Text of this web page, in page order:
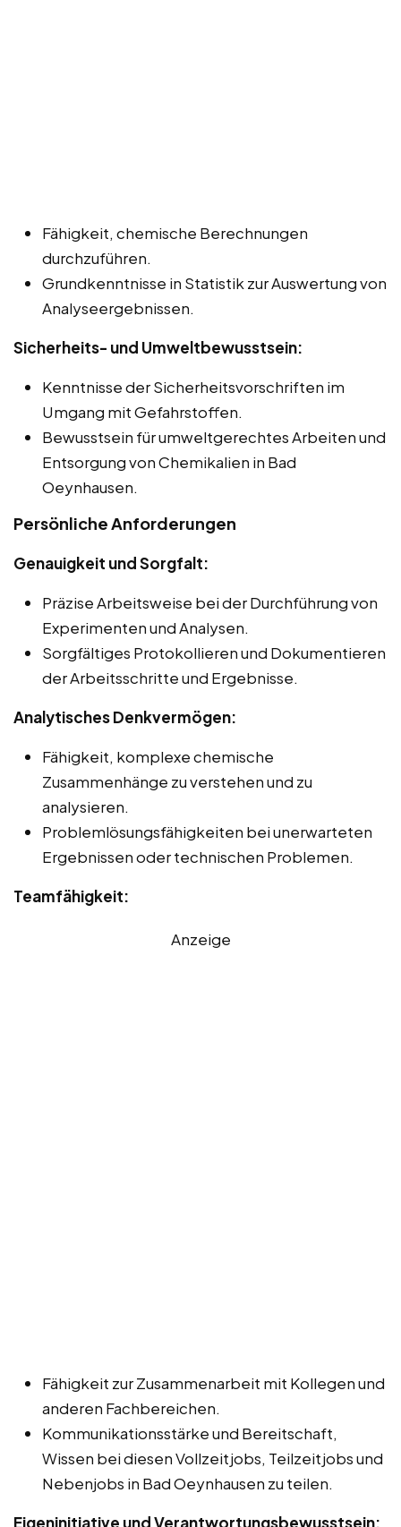
Fähigkeit, chemische Berechnungen
durchzuführen.
Grundkenntnisse in Statistik zur Auswertung von
Analyseergebnissen.
Sicherheits- und Umweltbewusstsein:
Kenntnisse der Sicherheitsvorschriften im
Umgang mit Gefahrstoffen.
Bewusstsein für umweltgerechtes Arbeiten und
Entsorgung von Chemikalien in Bad
Oeynhausen.
Persönliche Anforderungen
Genauigkeit und Sorgfalt:
Präzise Arbeitsweise bei der Durchführung von
Experimenten und Analysen.
Sorgfältiges Protokollieren und Dokumentieren
der Arbeitsschritte und Ergebnisse.
Analytisches Denkvermögen:
Fähigkeit, komplexe chemische
Zusammenhänge zu verstehen und zu
analysieren.
Problemlösungsfähigkeiten bei unerwarteten
Ergebnissen oder technischen Problemen.
Teamfähigkeit:
Anzeige
Fähigkeit zur Zusammenarbeit mit Kollegen und
anderen Fachbereichen.
Kommunikationsstärke und Bereitschaft,
Wissen bei diesen Vollzeitjobs, Teilzeitjobs und
Nebenjobs in Bad Oeynhausen zu teilen.
Eigeninitiative und Verantwortungsbewusstsein: